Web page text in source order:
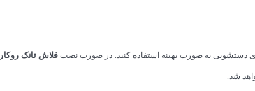
دستشویی به صورت بهینه استفاده کنید. در صورت نصبفلاش تانک روکار
شد.